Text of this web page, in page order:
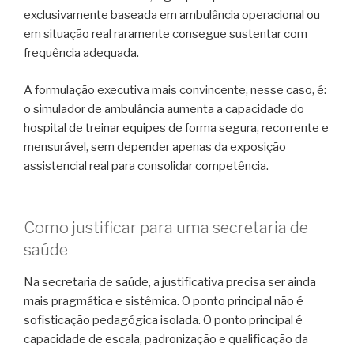
exclusivamente baseada em ambulância operacional ou
em situação real raramente consegue sustentar com
frequência adequada.
A formulação executiva mais convincente, nesse caso, é:
o simulador de ambulância aumenta a capacidade do
hospital de treinar equipes de forma segura, recorrente e
mensurável, sem depender apenas da exposição
assistencial real para consolidar competência.
Como justificar para uma secretaria de
saúde
Na secretaria de saúde, a justificativa precisa ser ainda
mais pragmática e sistêmica. O ponto principal não é
sofisticação pedagógica isolada. O ponto principal é
capacidade de escala, padronização e qualificação da